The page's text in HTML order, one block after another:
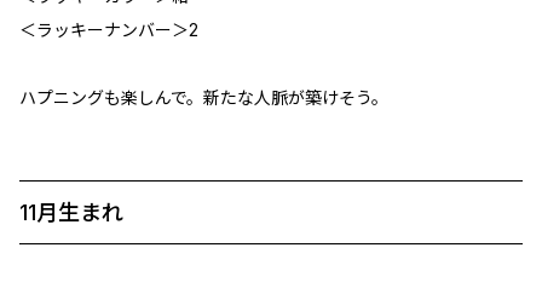
＜ラッキーナンバー＞2
ハプニングも楽しんで。新たな人脈が築けそう。
11月生まれ